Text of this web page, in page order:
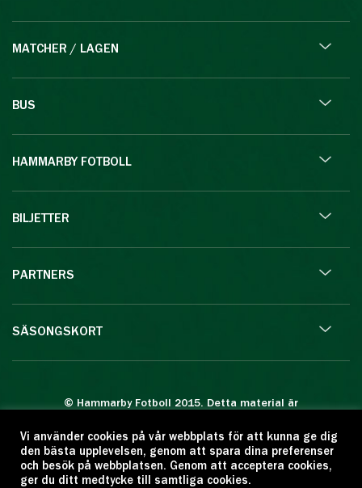
MATCHER / LAGEN
BUS
HAMMARBY FOTBOLL
BILJETTER
PARTNERS
SÄSONGSKORT
© Hammarby Fotboll 2015. Detta material är
Eftertryck eller annan kopiering är förbjuden.
Citera oss gärna men ange källan:
www.hammarbyfotboll.se. Ansvarig utgivare:
Vi använder cookies på vår webbplats för att kunna ge dig
den bästa upplevelsen, genom att spara dina preferenser
och besök på webbplatsen. Genom att acceptera cookies,
ger du ditt medtycke till samtliga cookies.